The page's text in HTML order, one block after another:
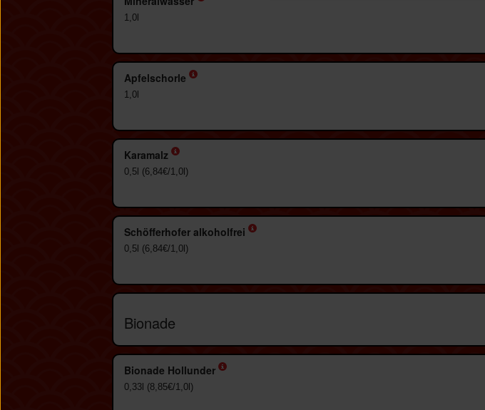
1,0l
Apfelschorle
1,0l
Karamalz
0,5l (6,84€/1,0l)
Schöfferhofer alkoholfrei
0,5l (6,84€/1,0l)
Bionade
Bionade Hollunder
0,33l (8,85€/1,0l)